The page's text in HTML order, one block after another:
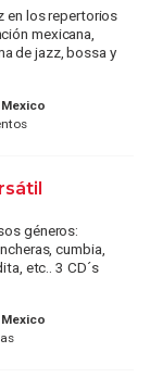
en los repertorios
mexicana,
de jazz, bossa y
géneros:
cumbia,
etc.. 3 CD´s